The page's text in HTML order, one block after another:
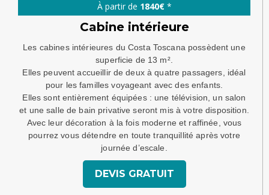
À partir de 1840€ *
Cabine intérieure
Les cabines intérieures du Costa Toscana possèdent une
superficie de 13 m².
Elles peuvent accueillir de deux à quatre passagers, idéal
pour les familles voyageant avec des enfants.
Elles sont entièrement équipées : une télévision, un salon
et une salle de bain privative seront mis à votre disposition.
Avec leur décoration à la fois moderne et raffinée, vous
pourrez vous détendre en toute tranquillité après votre
journée d’escale.
DEVIS GRATUIT